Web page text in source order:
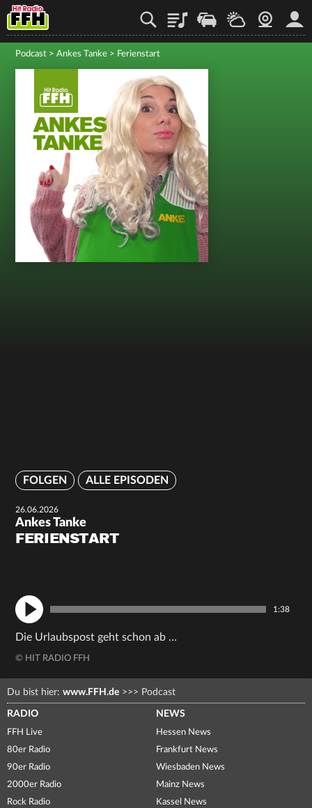
PlaylistStaupilotWetterWebcam
Podcast > Ankes Tanke > Ferienstart
FOLGEN ALLE EPISODEN
26.06.2026
Ankes Tanke
FERIENSTART
1:38
Die Urlaubspost geht schon ab …
© HIT RADIO FFH
Du bist hier: www.FFH.de >>> Podcast
RADIO
FFH Live
80er Radio
90er Radio
2000er Radio
Rock Radio
NEWS
Hessen News
Frankfurt News
Wiesbaden News
Mainz News
Kassel News